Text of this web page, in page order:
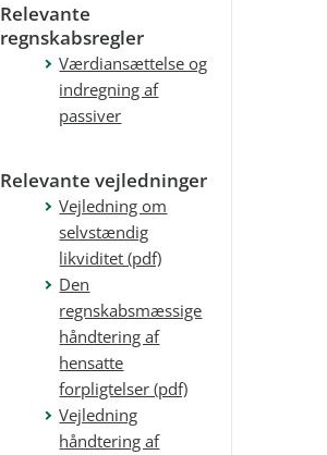
Relevante
regnskabsregler
Værdiansættelse og
indregning af
passiver
Relevante vejledninger
Vejledning om
selvstændig
likviditet (pdf)
Den
regnskabsmæssige
håndtering af
hensatte
forpligtelser (pdf)
Vejledning
håndtering af